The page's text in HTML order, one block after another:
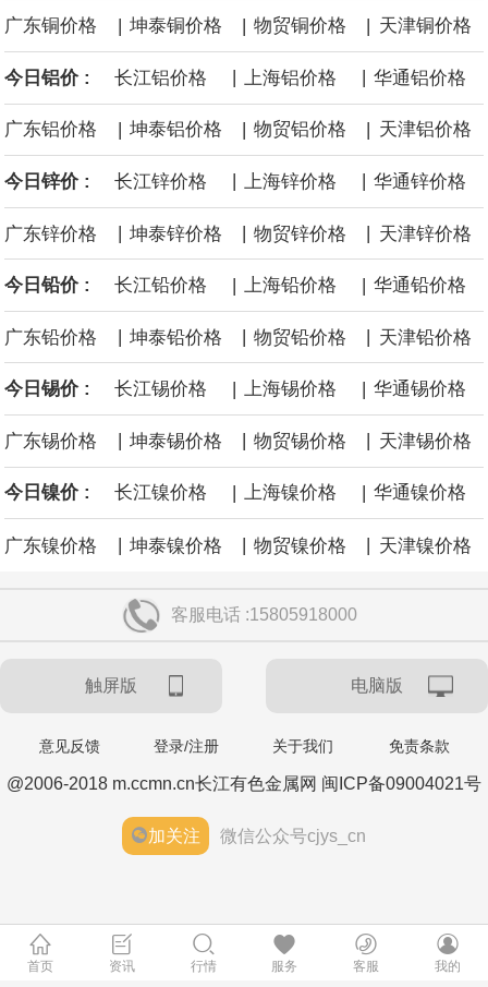
用人形机器人、四足机器人等产品。
美国总统特朗普6日否认他对国防部长赫格塞思不满，称对赫格塞思
所做的工作“非常满意”。特朗普在社交媒体上发帖称，一些媒体有关
他与赫格塞思就弹药短缺问题发生冲突的报道是“完全没有根据的谣
言”，他对赫格塞思所做的工作“非常满意”。
稳定的三大有利因素带动下，预期第3季度营运将优于第2季度，并
进一步扩大全年营运成果。
广东铜价格 | 坤泰铜价格 | 物贸铜价格 | 天津铜价格
今日铝价 : 长江铝价格 上海铝价格 华通铝价格
广东铝价格 | 坤泰铝价格 | 物贸铝价格 | 天津铝价格
今日锌价 : 长江锌价格 上海锌价格 华通锌价格
广东锌价格 | 坤泰锌价格 | 物贸锌价格 | 天津锌价格
今日铅价 : 长江铅价格 | 上海铅价格 | 华通铅价格
广东铅价格 坤泰铅价格 物贸铅价格 天津铅价格
今日锡价 : 长江锡价格 | 上海锡价格 | 华通锡价格
广东锡价格 坤泰锡价格 物贸锡价格 天津锡价格
今日镍价 : 长江镍价格 | 上海镍价格 | 华通镍价格
广东镍价格 | 坤泰镍价格 | 物贸镍价格 | 天津镍价格
客服电话 :15805918000
触屏版 电脑版
意见反馈 登录/注册 关于我们 免责条款
@2006-2018 m.ccmn.cn长江有色金属网 闽ICP备09004021号
加关注 微信公众号cjys_cn
首页 资讯 行情 服务 客服 我的